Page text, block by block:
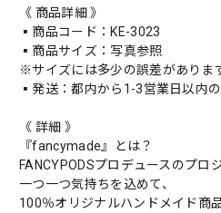
《 商品詳細 》
▪️商品コード：KE-3023
▪️商品サイズ：写真参照
※サイズには多少の誤差がありま
▪️発送：都内から1-3営業日以内
《 詳細 》
『fancymade』とは？
FANCYPODSプロデュースのプロ
一つ一つ気持ちを込めて、
100％オリジナルハンドメイド商